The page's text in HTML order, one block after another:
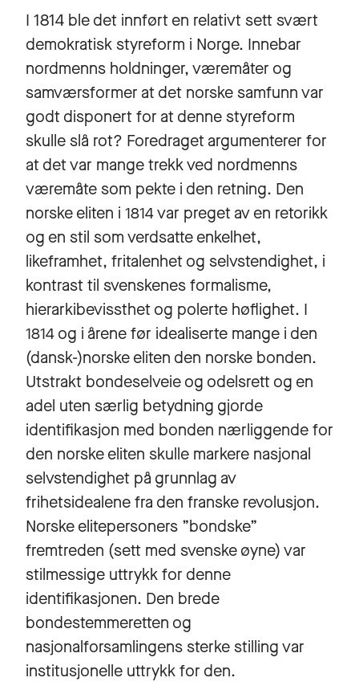
I 1814 ble det innført en relativt sett svært
demokratisk styreform i Norge. Innebar
nordmenns holdninger, væremåter og
samværsformer at det norske samfunn var
godt disponert for at denne styreform
skulle slå rot? Foredraget argumenterer for
at det var mange trekk ved nordmenns
væremåte som pekte i den retning. Den
norske eliten i 1814 var preget av en retorikk
og en stil som verdsatte enkelhet,
likeframhet, fritalenhet og selvstendighet, i
kontrast til svenskenes formalisme,
hierarkibevissthet og polerte høflighet. I
1814 og i årene før idealiserte mange i den
(dansk-)norske eliten den norske bonden.
Utstrakt bondeselveie og odelsrett og en
adel uten særlig betydning gjorde
identifikasjon med bonden nærliggende for
den norske eliten skulle markere nasjonal
selvstendighet på grunnlag av
frihetsidealene fra den franske revolusjon.
Norske elitepersoners ”bondske”
fremtreden (sett med svenske øyne) var
stilmessige uttrykk for denne
identifikasjonen. Den brede
bondestemmeretten og
nasjonalforsamlingens sterke stilling var
institusjonelle uttrykk for den.